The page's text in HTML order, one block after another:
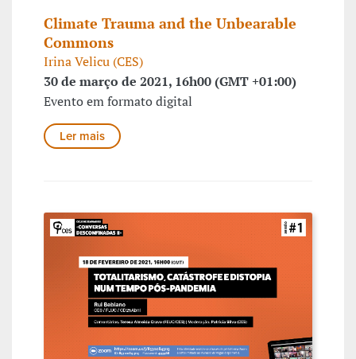
Climate Trauma and the Unbearable
Commons
Irina Velicu (CES)
30 de março de 2021, 16h00 (GMT +01:00)
Evento em formato digital
Ler mais